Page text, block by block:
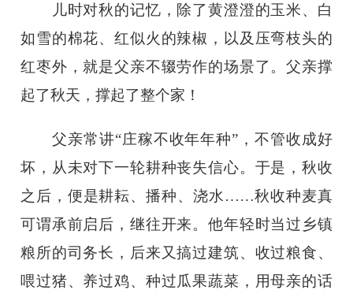
儿时对秋的记忆，除了黄澄澄的玉米、白
如雪的棉花、红似火的辣椒，以及压弯枝头的
红枣外，就是父亲不辍劳作的场景了。父亲撑
起了秋天，撑起了整个家！
父亲常讲“庄稼不收年年种”，不管收成好
坏，从未对下一轮耕种丧失信心。于是，秋收
之后，便是耕耘、播种、浇水……秋收种麦真
可谓承前启后，继往开来。他年轻时当过乡镇
粮所的司务长，后来又搞过建筑、收过粮食、
喂过猪、养过鸡、种过瓜果蔬菜，用母亲的话